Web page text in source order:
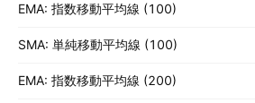
EMA: 指数移動平均線 (100)
SMA: 単純移動平均線 (100)
EMA: 指数移動平均線 (200)